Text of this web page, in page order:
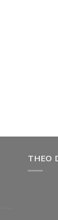
THEO